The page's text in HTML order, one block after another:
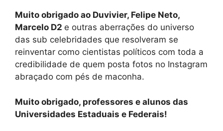
Muito obrigado ao Duvivier, Felipe Neto,
Marcelo D2 e outras aberrações do universo
das sub celebridades que resolveram se
reinventar como cientistas políticos com toda a
credibilidade de quem posta fotos no Instagram
abraçado com pés de maconha.
Muito obrigado, professores e alunos das
Universidades Estaduais e Federais!